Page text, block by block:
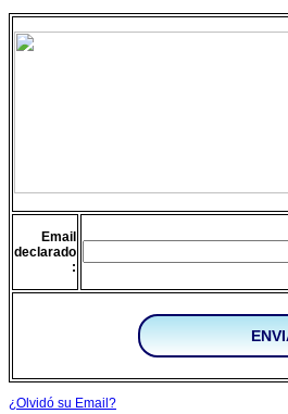
Email
declarado
:
¿Olvidó su Email?